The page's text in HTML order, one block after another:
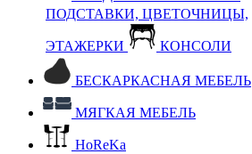
ПОДСТАВКИ, ЦВЕТОЧНИЦЫ,
ЭТАЖЕРКИ КОНСОЛИ
БЕСКАРКАСНАЯ МЕБЕЛЬ
МЯГКАЯ МЕБЕЛЬ
HoReKa